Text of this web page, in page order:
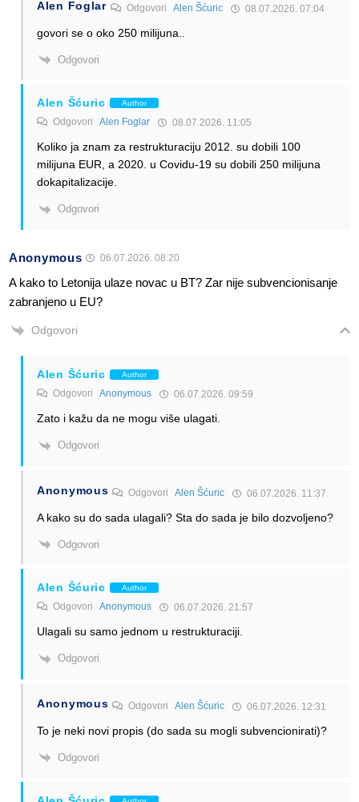
Alen Foglar Odgovori Alen Šćuric 08.07.2026. 07:04
govori se o oko 250 milijuna..
Odgovori
Alen Šćuric Author
Odgovori Alen Foglar 08.07.2026. 11:05
Koliko ja znam za restrukturaciju 2012. su dobili 100
milijuna EUR, a 2020. u Covidu-19 su dobili 250 milijuna
dokapitalizacije.
Odgovori
Anonymous 06.07.2026. 08:20
A kako to Letonija ulaze novac u BT? Zar nije subvencionisanje
zabranjeno u EU?
Odgovori
Alen Šćuric Author
Odgovori Anonymous 06.07.2026. 09:59
Zato i kažu da ne mogu više ulagati.
Odgovori
Anonymous OdgovoriAlen Šćuric 06.07.2026. 11:37
A kako su do sada ulagali? Sta do sada je bilo dozvoljeno?
Odgovori
Alen Šćuric Author
Odgovori Anonymous 06.07.2026. 21:57
Ulagali su samo jednom u restrukturaciji.
Odgovori
Anonymous OdgovoriAlen Šćuric 06.07.2026. 12:31
To je neki novi propis (do sada su mogli subvencionirati)?
Odgovori